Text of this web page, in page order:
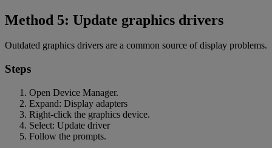
Method 5: Update graphics drivers
Outdated graphics drivers are a common source of display problems.
Steps
Open Device Manager.
Expand: Display adapters
Right-click the graphics device.
Select: Update driver
Follow the prompts.